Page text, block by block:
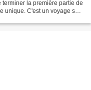
la première partie de
C'est un voyage sur